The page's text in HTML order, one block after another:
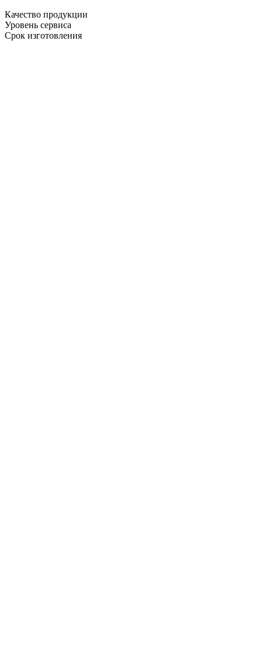
Качество продукции
Уровень сервиса
Срок изготовления